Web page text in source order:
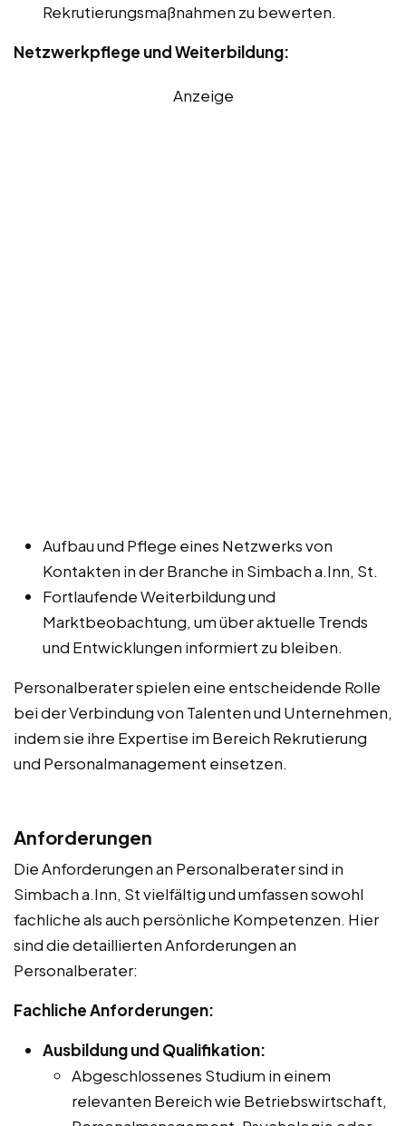
Rekrutierungsmaßnahmen zu bewerten.
Netzwerkpflege und Weiterbildung:
Anzeige
Aufbau und Pflege eines Netzwerks von
Kontakten in der Branche in Simbach a.Inn, St.
Fortlaufende Weiterbildung und
Marktbeobachtung, um über aktuelle Trends
und Entwicklungen informiert zu bleiben.
Personalberater spielen eine entscheidende Rolle
bei der Verbindung von Talenten und Unternehmen,
indem sie ihre Expertise im Bereich Rekrutierung
und Personalmanagement einsetzen.
Anforderungen
Die Anforderungen an Personalberater sind in
Simbach a.Inn, St vielfältig und umfassen sowohl
fachliche als auch persönliche Kompetenzen. Hier
sind die detaillierten Anforderungen an
Personalberater:
Fachliche Anforderungen:
Ausbildung und Qualifikation:
Abgeschlossenes Studium in einem
relevanten Bereich wie Betriebswirtschaft,